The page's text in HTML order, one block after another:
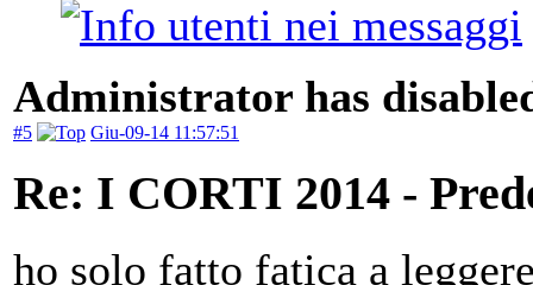
Administrator has
#5 Giu-09-14 11:57:51
Re: I CORTI 2014 -
ho solo fatto fatica a